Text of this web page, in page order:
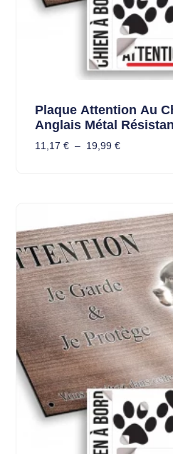
Plaque Attention Au
Anglais Métal
11,17 € – 19,99 €